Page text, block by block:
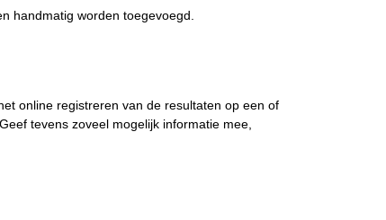
handmatig worden toegevoegd.
online registreren van de resultaten op een of
. Geef tevens zoveel mogelijk informatie mee,